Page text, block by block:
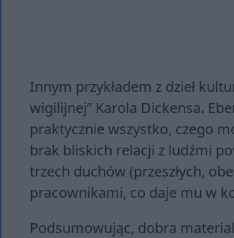
Innym przykładem z dzieł
wigilijnej” Karola Dickensa.
praktycznie wszystko, czego
brak bliskich relacji z ludźmi
trzech duchów (przeszłych,
pracownikami, co daje mu w
Podsumowując, dobra